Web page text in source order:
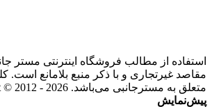
استفاده از مطالب فروشگاه اینترنتی مستر
مقاصد غیرتجاری و با ذکر منبع بلامانع است.
متعلق به مسترجانبی می‌باشد. Copyright © 2012 - 2026
پیش‌نمایش